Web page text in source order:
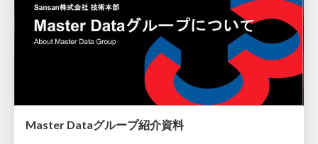
Master Dataグループ紹介資料